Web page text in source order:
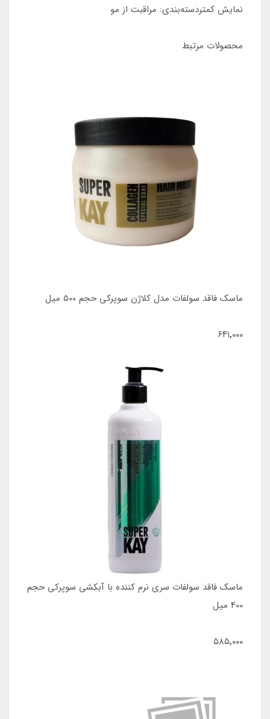
نمایش کمتردسته‌بندی: مراقبت از مو
محصولات مرتبط
ماسک فاقد سولفات مدل کلاژن سوپرکی حجم 500 میل
۶۴۱٬۰۰۰
ماسک فاقد سولفات سری نرم کننده با آبکشی سوپرکی حجم
400 میل
۵۸۵٬۰۰۰